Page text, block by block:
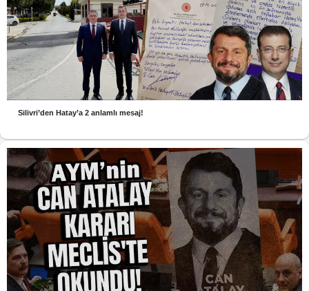
Silivri’den Hatay’a 2 anlamlı mesaj!